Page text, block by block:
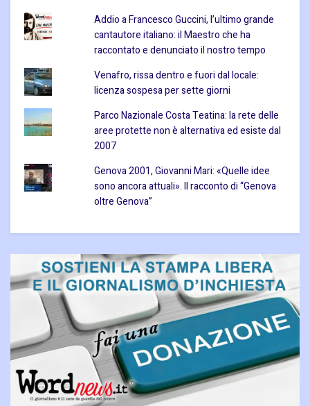
Addio a Francesco Guccini, l’ultimo grande
cantautore italiano: il Maestro che ha
raccontato e denunciato il nostro tempo
Venafro, rissa dentro e fuori dal locale:
licenza sospesa per sette giorni
Parco Nazionale Costa Teatina: la rete delle
aree protette non è alternativa ed esiste dal
2007
Genova 2001, Giovanni Mari: «Quelle idee
sono ancora attuali». Il racconto di “Genova
oltre Genova”